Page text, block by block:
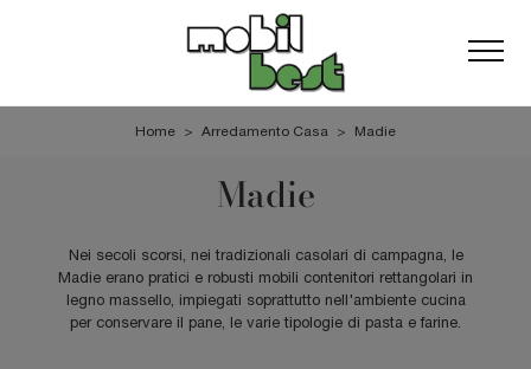
Home > Arredamento Casa > Madie
Madie
Nei secoli scorsi, nei tradizionali casolari di campagna, le
Madie erano pratici e robusti mobili contenitori rettangolari in
legno massello, impiegati soprattutto nell'ambiente cucina
per conservare il pane, le varie tipologie di pasta e farine.